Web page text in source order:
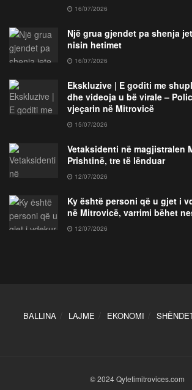
16/07/2026
Një grua gjendet pa shenja
nisin hetimet
16/07/2026
Ekskluzive | E goditi me
dhe videoja u bë virale –
vjeçarin në Mitrovicë
15/07/2026
Vetaksidenti në magjistralen
Prishtinë, tre të lënduar
12/07/2026
Ky është personi që u gjet i
në Mitrovicë, varrimi bëhet
12/07/2026
BALLINA LAJME EKONOMI
© 2024 Qytetimitrovices.com